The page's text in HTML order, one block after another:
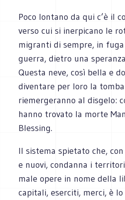
Poco lontano da qui c’è il
verso cui si inerpicano le
migranti di sempre, in
guerra, dietro una
Questa neve, così bella e
diventare per loro la
riemergeranno al disgelo:
hanno trovato la morte
Blessing.
Il sistema spietato che,
e nuovi, condanna i
male opere in nome della
capitali, eserciti, merci, è